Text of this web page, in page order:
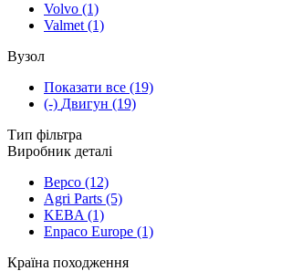
Volvo (1)
Valmet (1)
Вузол
Показати все (19)
(-) Двигун (19)
Тип фільтра
Виробник деталі
Bepco (12)
Agri Parts (5)
KEBA (1)
Enpaco Europe (1)
Країна походження